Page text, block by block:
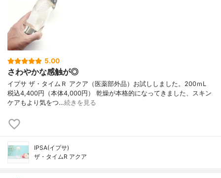
5.00
さわやかな感触が◎
イプサ ザ・タイムＲ アクア（医薬部外品）お試ししました。200ｍL
税込4,400円（本体4,000円） 乾燥が本格的になってきました、スキン
ケアもより気をつ…続きを見る
IPSA(イプサ)
ザ・タイムR アクア